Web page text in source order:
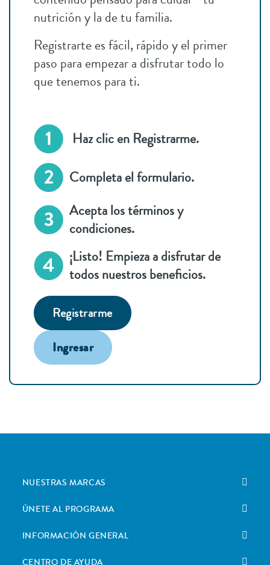
nutrición y la de tu familia.
Registrarte es fácil, rápido y el primer
paso para empezar a disfrutar todo lo
que tenemos para ti.
Haz clic en Registrarme.
Completa el formulario.
Acepta los términos y
condiciones.
¡Listo! Empieza a disfrutar de
todos nuestros beneficios.
Registrarme
Ingresar
NUESTRAS MARCAS
ÚNETE AL PROGRAMA
INFORMACIÓN GENERAL